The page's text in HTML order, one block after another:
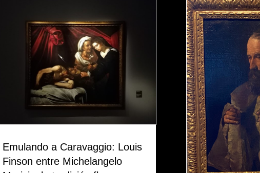
Emulando a Caravaggio: Louis
Finson entre Michelangelo